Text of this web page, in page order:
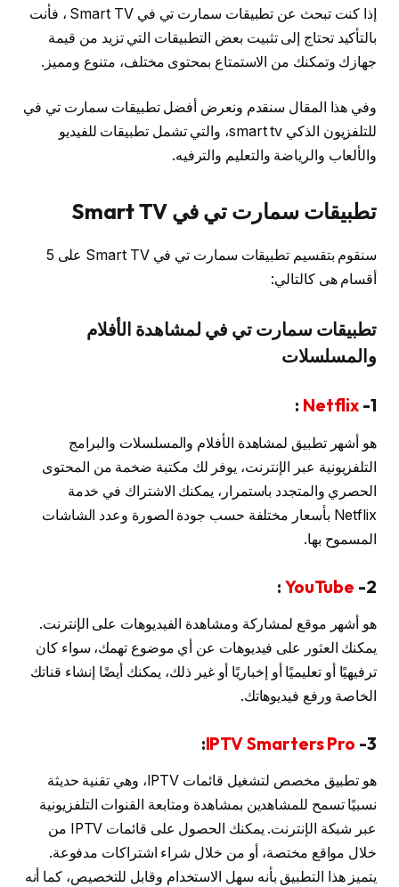
إذا كنت تبحث عن تطبيقات سمارت تي في Smart TV ، فأنت
بالتأكيد تحتاج إلى تثبيت بعض التطبيقات التي تزيد من قيمة
جهازك وتمكنك من الاستمتاع بمحتوى مختلف، متنوع ومميز.
وفي هذا المقال سنقدم ونعرض أفضل تطبيقات سمارت تي في
للتلفزيون الذكي smart tv، والتي تشمل تطبيقات للفيديو
والألعاب والرياضة والتعليم والترفيه.
تطبيقات سمارت تي في Smart TV
سنقوم بتقسيم تطبيقات سمارت تي في Smart TV على 5
أقسام هى كالتالي:
تطبيقات سمارت تي في لمشاهدة الأفلام
والمسلسلات
1-
Netflix
:
هو أشهر تطبيق لمشاهدة الأفلام والمسلسلات والبرامج
التلفزيونية عبر الإنترنت، يوفر لك مكتبة ضخمة من المحتوى
الحصري والمتجدد باستمرار، يمكنك الاشتراك في خدمة
Netflix بأسعار مختلفة حسب جودة الصورة وعدد الشاشات
المسموح بها.
2-
YouTube
:
هو أشهر موقع لمشاركة ومشاهدة الفيديوهات على الإنترنت.
يمكنك العثور على فيديوهات عن أي موضوع تهمك، سواء كان
ترفيهيًا أو تعليميًا أو إخباريًا أو غير ذلك، يمكنك أيضًا إنشاء قناتك
الخاصة ورفع فيديوهاتك.
3-
IPTV Smarters Pro
:
هو تطبيق مخصص لتشغيل قائمات IPTV، وهي تقنية حديثة
نسبيًا تسمح للمشاهدين بمشاهدة ومتابعة القنوات التلفزيونية
عبر شبكة الإنترنت. يمكنك الحصول على قائمات IPTV من
خلال مواقع مختصة، أو من خلال شراء اشتراكات مدفوعة.
يتميز هذا التطبيق بأنه سهل الاستخدام وقابل للتخصيص، كما أنه